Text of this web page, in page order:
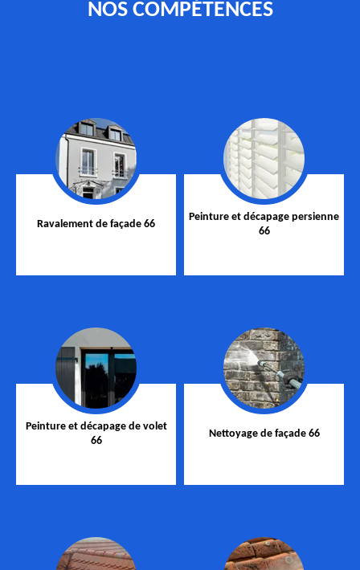
NOS COMPÉTENCES
Ravalement de façade 66
Peinture et décapage persienne
66
Peinture et décapage de volet
66
Nettoyage de façade 66